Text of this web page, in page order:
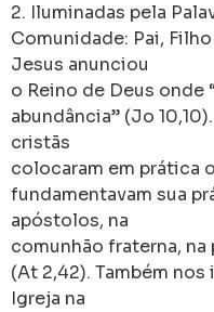
2. Iluminadas pela
Comunidade: Pai,
Jesus anunciou
o Reino de Deus onde
abundância” (Jo
cristãs
colocaram em prática
fundamentavam sua
apóstolos, na
comunhão fraterna, na
(At 2,42). Também
Igreja na